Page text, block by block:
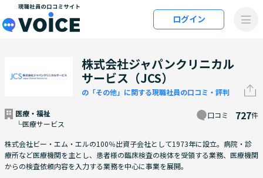
メインコンテンツにスキップ
ログイン
株式会社ジャパンクリニカル
サービス（JCS）
の「その他」に関する現職社員の口コミ・評判
医療・福祉
└医療サービス
口コミ 727件
株式会社ビー・エム・エルの100％出資子会社として1973年に設立。病院・診
療所など医療機関を主とし、患者様の臨床検査の検体を受領する業務、医療機関
からの検査依頼内容を入力する業務を中心に事業を展開。